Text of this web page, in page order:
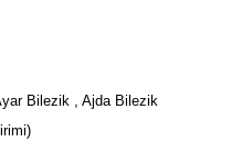
Bilezik , Ajda Bilezik